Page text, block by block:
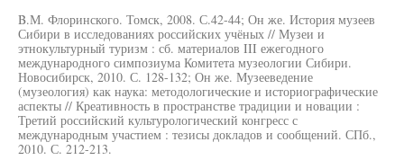
B.М. Флоринского. Томск, 2008. С.42-44; Он же. История музеев
Сибири в исследованиях российских учёных // Музеи и
этнокультурный туризм : сб. материалов III ежегодного
международного симпозиума Комитета музеологии Сибири.
Новосибирск, 2010. С. 128-132; Он же. Музееведение
(музеология) как наука: методологические и историографические
аспекты // Креативность в пространстве традиции и новации :
Третий российский культурологический конгресс с
международным участием : тезисы докладов и сообщений. СПб.,
2010. С. 212-213.